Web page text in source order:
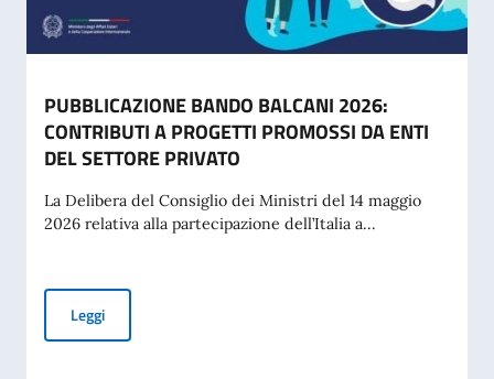
PUBBLICAZIONE BANDO BALCANI 2026:
CONTRIBUTI A PROGETTI PROMOSSI DA ENTI
DEL SETTORE PRIVATO
La Delibera del Consiglio dei Ministri del 14 maggio
2026 relativa alla partecipazione dell’Italia a...
LeggiPUBBLICAZIONE BANDO BALCANI 2026: CONTRIBUTI A